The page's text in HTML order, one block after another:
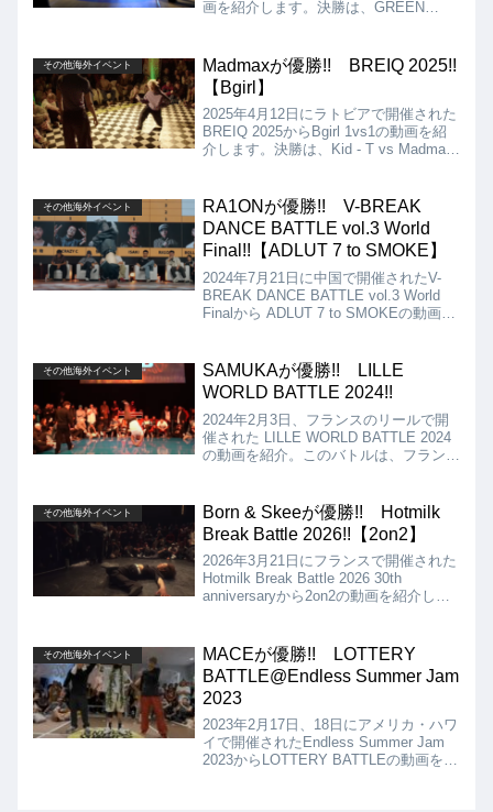
画を紹介します。決勝は、GREEN
なりました!!
その他海外イベント
Madmaxが優勝!! BREIQ 2025!!
【Bgirl】
2025年4月12日にラトビアで開催された
BREIQ 2025からBgirl 1vs1の動画を紹
介します。決勝は、Kid - T vs Madmax
その他海外イベント
RA1ONが優勝!! V-BREAK
DANCE BATTLE vol.3 World
Final!!【ADLUT 7 to SMOKE】
2024年7月21日に中国で開催されたV-
BREAK DANCE BATTLE vol.3 World
Finalから ADLUT 7 to SMOKEの動画を
ましたが、優勝はRA1ONとなりました!!
その他海外イベント
SAMUKAが優勝!! LILLE
WORLD BATTLE 2024!!
2024年2月3日、フランスのリールで開
催された LILLE WORLD BATTLE 2024
の動画を紹介。このバトルは、フランス
た!! 決勝はSAMUKA vs PAC PACとな
りましたが、SAMUKAの優勝となりま
した!!
その他海外イベント
Born & Skeeが優勝!! Hotmilk
Break Battle 2026!!【2on2】
2026年3月21日にフランスで開催された
Hotmilk Break Battle 2026 30th
anniversaryから2on2の動画を紹介しま
が、結果はBorn & Skeeの優勝となりま
した!!
その他海外イベント
MACEが優勝!! LOTTERY
BATTLE@Endless Summer Jam
2023
2023年2月17日、18日にアメリカ・ハワ
イで開催されたEndless Summer Jam
2023からLOTTERY BATTLEの動画を紹